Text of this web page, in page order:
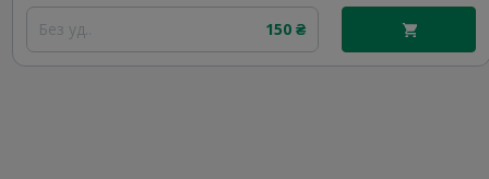
Без уд.. 150 ₴